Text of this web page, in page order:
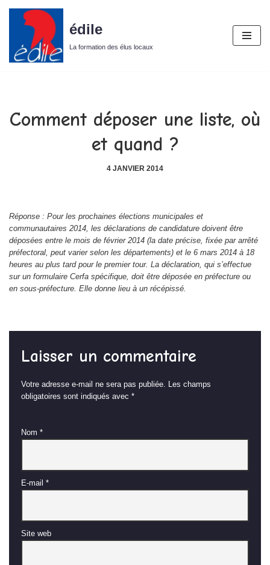
contenu
édile
La formation des élus locaux
Comment déposer une liste, où
et quand ?
4 JANVIER 2014
Réponse : Pour les prochaines élections municipales et
communautaires 2014, les déclarations de candidature doivent être
déposées entre le mois de février 2014 (la date précise, fixée par arrêté
préfectoral, peut varier selon les départements) et le 6 mars 2014 à 18
heures au plus tard pour le premier tour. La déclaration, qui s’effectue
sur un formulaire Cerfa spécifique, doit être déposée en préfecture ou
en sous-préfecture. Elle donne lieu à un récépissé.
Laisser un commentaire
Votre adresse e-mail ne sera pas publiée. Les champs
obligatoires sont indiqués avec *
Nom *
E-mail *
Site web